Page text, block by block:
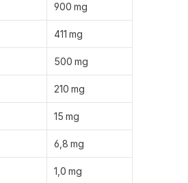
900 mg
411 mg
500 mg
210 mg
15 mg
6,8 mg
1,0 mg